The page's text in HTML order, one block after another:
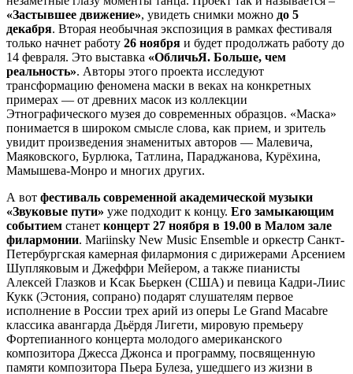
«Застывшее движение», увидеть снимки можно до 5
декабря. Вторая необычная экспозиция в рамках фестиваля
только начнет работу 26 ноября и будет продолжать работу до
14 февраля. Это выставка «ОбличьЯ. Больше, чем
реальность». Авторы этого проекта исследуют
трансформацию феномена маски в веках на конкретных
примерах — от древних масок из коллекции
Этнографического музея до современных образцов. «Маска»
понимается в широком смысле слова, как прием, и зритель
увидит произведения знаменитых авторов — Малевича,
Маяковского, Бурлюка, Татлина, Параджанова, Курёхина,
Мамышева-Монро и многих других.
А вот фестиваль современной академической музыки
«Звуковые пути» уже подходит к концу. Его замыкающим
событием станет концерт 27 ноября в 19.00 в Малом зале
филармонии. Mariinsky New Music Ensemble и оркестр Санкт-
Петербургская камерная филармония с дирижерами Арсением
Шупляковым и Джеффри Мейером, а также пианисты
Алексей Глазков и Ксак Бьеркен (США) и певица Кадри-Лиис
Кукк (Эстония, сопрано) подарят слушателям первое
исполнение в России трех арий из оперы Le Grand Macabre
классика авангарда Дьёрдя Лигети, мировую премьеру
Фортепианного концерта молодого американского
композитора Джесса Джонса и программу, посвященную
памяти композитора Пьера Булеза, ушедшего из жизни в